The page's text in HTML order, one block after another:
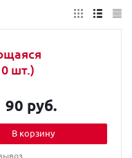
шт.)
90 руб.
В корзину